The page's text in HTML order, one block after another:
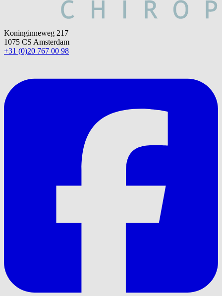
Koninginneweg 217
1075 CS Amsterdam
+31 (0)20 767 00 98